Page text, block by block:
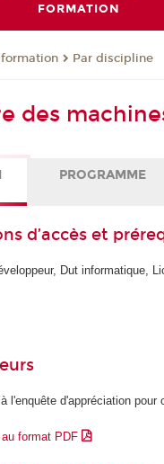
FORMATION
Par discipline
des
PROGRAMME
d’accès et
Dut informatique,
l'enquête d'appréciation pour
format PDF